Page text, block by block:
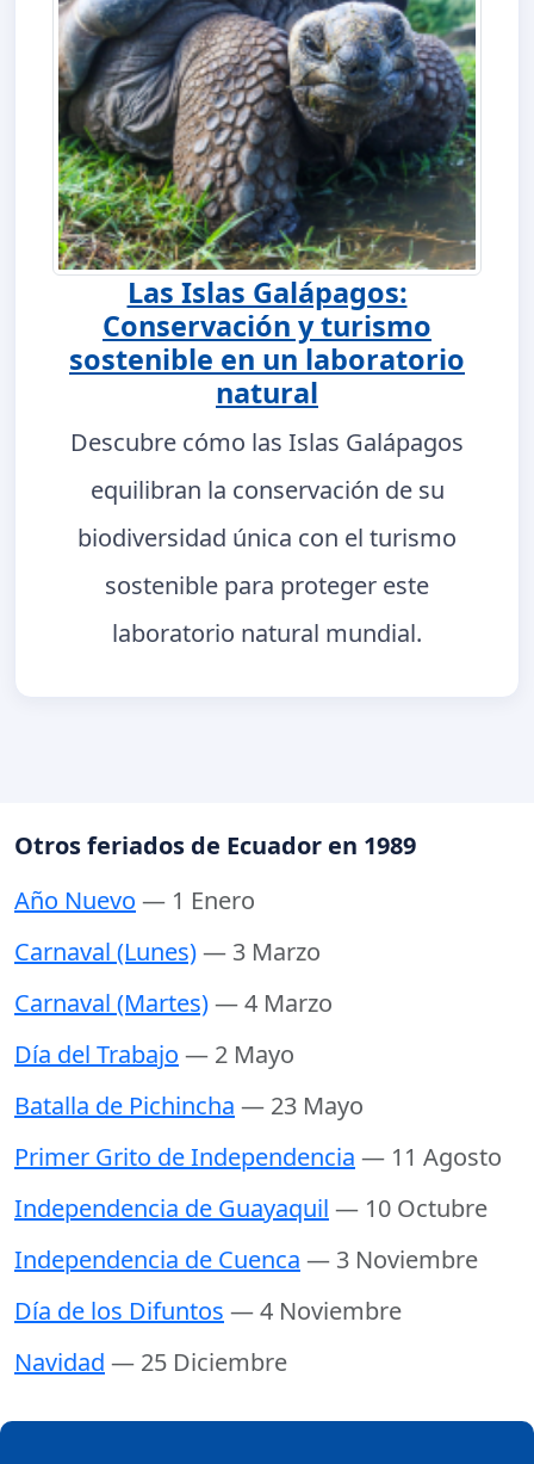
Las Islas Galápagos:
Conservación y turismo
sostenible en un laboratorio
natural
Descubre cómo las Islas Galápagos
equilibran la conservación de su
biodiversidad única con el turismo
sostenible para proteger este
laboratorio natural mundial.
Otros feriados de Ecuador en 1989
Año Nuevo — 1 Enero
Carnaval (Lunes)— 3 Marzo
Carnaval (Martes)— 4 Marzo
Día del Trabajo — 2 Mayo
Batalla de Pichincha — 23 Mayo
Primer Grito de Independencia — 11 Agosto
Independencia de Guayaquil — 10 Octubre
Independencia de Cuenca — 3 Noviembre
Día de los Difuntos — 4 Noviembre
Navidad — 25 Diciembre